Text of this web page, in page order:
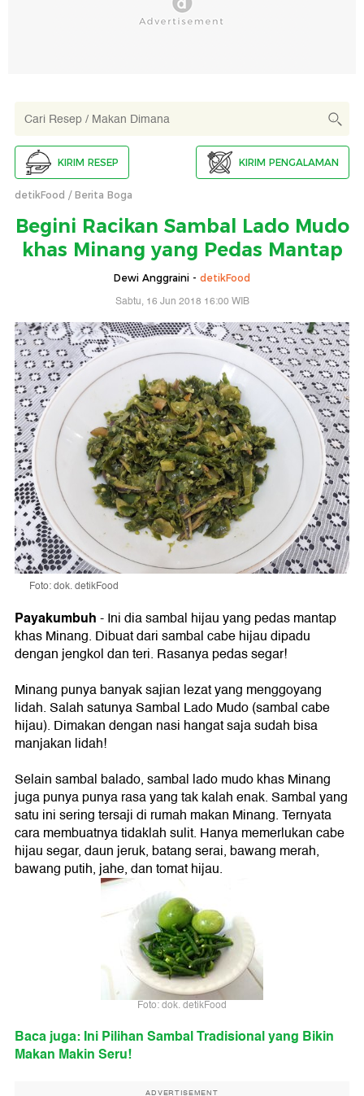
KIRIM RESEP KIRIM PENGALAMAN
detikFood Berita Boga
Begini Racikan Sambal Lado Mudo
khas Minang yang Pedas Mantap
Dewi Anggraini - detikFood
Sabtu, 16 Jun 2018 16:00 WIB
Foto: dok. detikFood
Payakumbuh- Ini dia sambal hijau yang pedas mantap
khas Minang. Dibuat dari sambal cabe hijau dipadu
dengan jengkol dan teri. Rasanya pedas segar!
Minang punya banyak sajian lezat yang menggoyang
lidah. Salah satunya Sambal Lado Mudo (sambal cabe
hijau). Dimakan dengan nasi hangat saja sudah bisa
manjakan lidah!
Selain sambal balado, sambal lado mudo khas Minang
juga punya punya rasa yang tak kalah enak. Sambal yang
satu ini sering tersaji di rumah makan Minang. Ternyata
cara membuatnya tidaklah sulit. Hanya memerlukan cabe
hijau segar, daun jeruk, batang serai, bawang merah,
bawang putih, jahe, dan tomat hijau.
Foto: dok. detikFood
Baca juga: Ini Pilihan Sambal Tradisional yang Bikin
Makan Makin Seru!
ADVERTISEMENT